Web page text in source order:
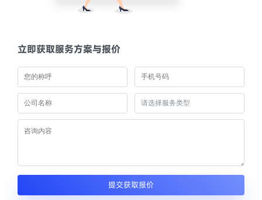
立即获取服务方案与报价
提交获取报价